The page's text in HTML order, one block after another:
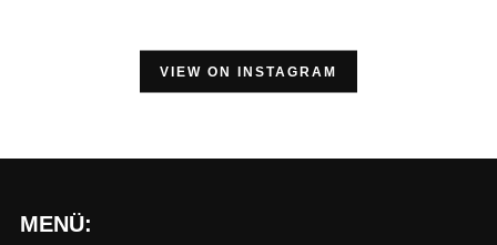
VIEW ON INSTAGRAM
MENÜ: